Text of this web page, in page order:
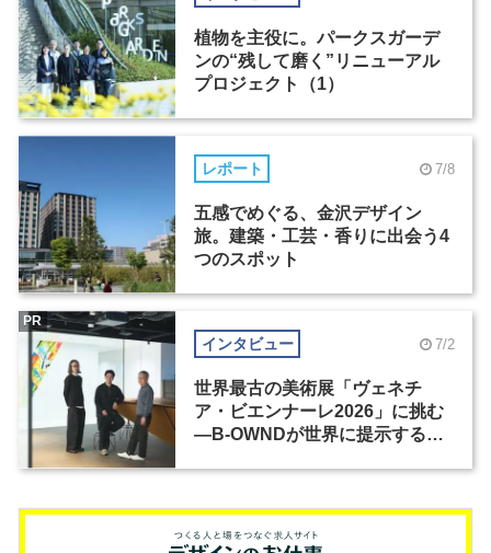
植物を主役に。パークスガーデ
ンの“残して磨く”リニューアル
プロジェクト（1）
レポート 7/8
五感でめぐる、金沢デザイン
旅。建築・工芸・香りに出会う4
つのスポット
インタビュー 7/2
世界最古の美術展「ヴェネチ
ア・ビエンナーレ2026」に挑む
―B-OWNDが世界に提示する美
PR